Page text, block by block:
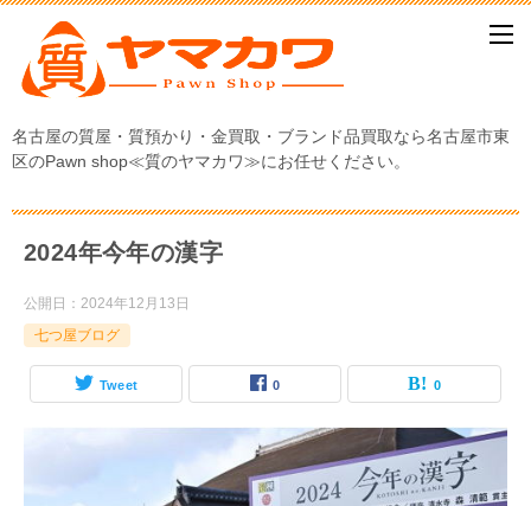
名古屋の質屋・質預かり・金買取・ブランド品買取なら名古屋市東
区のPawn shop≪質のヤマカワ≫にお任せください。
2024年今年の漢字
公開日： 2024年12月13日
七つ屋ブログ
Tweet 0 0